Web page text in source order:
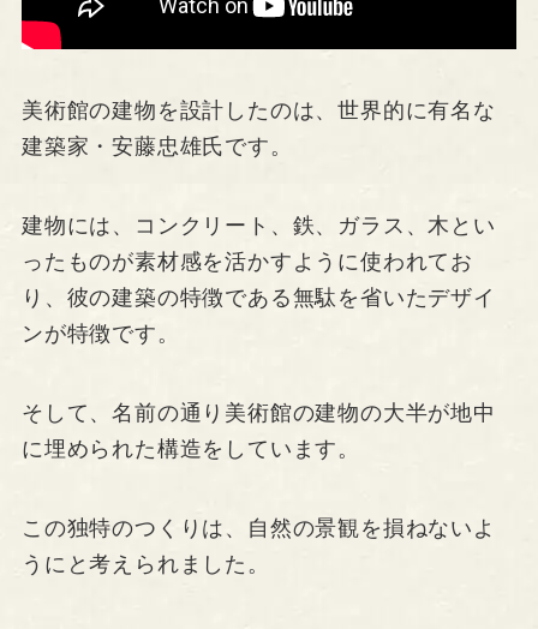
美術館の建物を設計したのは、世界的に有名な
建築家・安藤忠雄氏です。
建物には、コンクリート、鉄、ガラス、木とい
ったものが素材感を活かすように使われてお
り、彼の建築の特徴である無駄を省いたデザイ
ンが特徴です。
そして、名前の通り美術館の建物の大半が地中
に埋められた構造をしています。
この独特のつくりは、自然の景観を損ねないよ
うにと考えられました。